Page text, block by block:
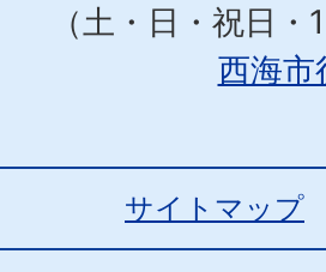
（土・日・祝日
西海市
サイトマップ